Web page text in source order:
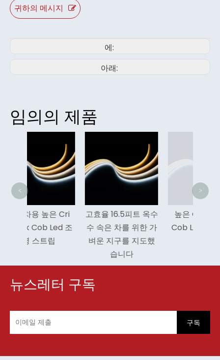
귀하의 메시지
에:
아래:
임의의 제품
고효율 16.5피트 옥수
수 속은 차를 위한 가
벼운 지구를 지도했
높은 Cri 8mm 홈
Cob Led 라이트 스
트립
< >
뉴스레터 구독
구독